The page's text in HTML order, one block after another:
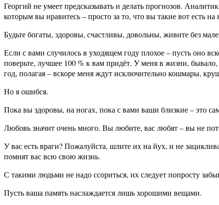
Георгий не умеет предсказывать и делать прогнозов.
которым вы нравитесь – просто за то, что вы такие вот есть
Будьте богаты, здоровы, счастливы, довольны, живите без
Если с вами случилось в уходящем году плохое – пусть оно
поверьте, лучшее 100 % к вам придёт. У меня в жизни,
год, полагая – вскоре меня ждут исключительно кошмары,
Но я ошибся.
Пока вы здоровы, на ногах, пока с вами ваши близкие – это
Любовь значит очень много. Вы любите, вас любят – вы не
У вас есть враги? Пожалуйста, шлите их на йух, и не
помнят вас всю свою жизнь.
С такими людьми не надо ссориться, их следует попросту
Пусть ваша память наслаждается лишь хорошими вещами.